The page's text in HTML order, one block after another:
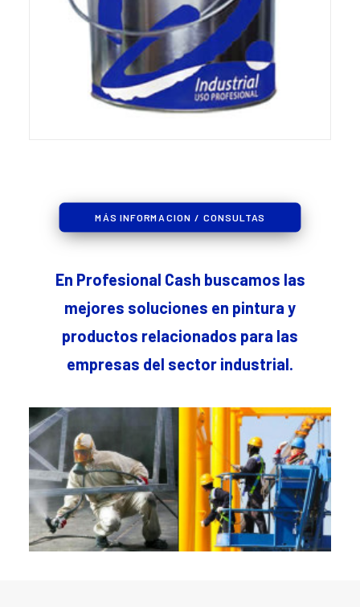
MÁS INFORMACION / CONSULTAS
En Profesional Cash buscamos las
mejores soluciones en pintura y
productos relacionados para las
empresas del sector industrial.